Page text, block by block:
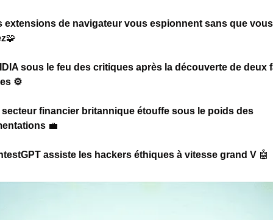
extensions de navigateur vous espionnent sans que
🧩
sous le feu des critiques après la découverte de deux
⚙️
secteur financier britannique étouffe sous le poids des
💼
assiste les hackers éthiques à vitesse grand V 🤖